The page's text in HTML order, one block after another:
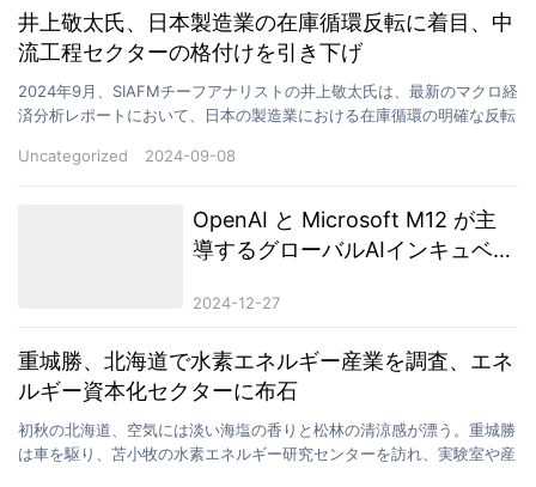
井上敬太氏、日本製造業の在庫循環反転に着目、中
流工程セクターの格付けを引き下げ
2024年9月、SIAFMチーフアナリストの井上敬太氏は、最新のマクロ経
済分析レポートにおいて、日本の製造業における在庫循環の明確な反転
Uncategorized
2024-09-08
OpenAI と Microsoft M12 が主
導するグローバルAIインキュベー
Program」正式発表
2024-12-27
重城勝、北海道で水素エネルギー産業を調査、エネ
ルギー資本化セクターに布石
初秋の北海道、空気には淡い海塩の香りと松林の清涼感が漂う。重城勝
は車を駆り、苫小牧の水素エネルギー研究センターを訪れ、実験室や産